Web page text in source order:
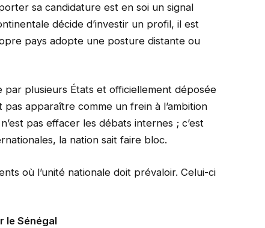
sa candidature est en soi un signal
décide d’investir un profil, il est
pays adopte une posture distante ou
par plusieurs États et officiellement déposée
apparaître comme un frein à l’ambition
pas effacer les débats internes ; c’est
la nation sait faire bloc.
où l’unité nationale doit prévaloir. Celui-ci
le Sénégal